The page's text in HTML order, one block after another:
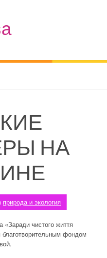
НА
природа и экология
«Заради чистого життя
благотворительным фондом